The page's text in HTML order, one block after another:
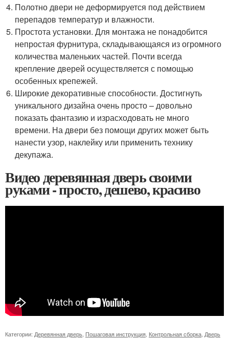
Полотно двери не деформируется под действием
перепадов температур и влажности.
Простота установки. Для монтажа не понадобится
непростая фурнитура, складывающаяся из огромного
количества маленьких частей. Почти всегда
крепление дверей осуществляется с помощью
особенных крепежей.
Широкие декоративные способности. Достигнуть
уникального дизайна очень просто – довольно
показать фантазию и израсходовать не много
времени. На двери без помощи других может быть
нанести узор, наклейку или применить технику
декупажа.
Видео деревянная дверь своими
руками - просто, дешево, красиво
Категории: Деревянная дверь Пошаговая инструкция Контрольная сборка Дверь